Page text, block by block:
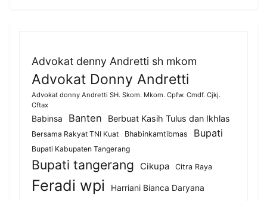
Advokat denny Andretti sh mkom
Advokat Donny Andretti
Advokat donny Andretti SH. Skom. Mkom. Cpfw. Cmdf. Cjkj.
Cftax
Babinsa Banten Berbuat Kasih Tulus dan Ikhlas
Bersama Rakyat TNI Kuat Bhabinkamtibmas Bupati
Bupati Kabupaten Tangerang
Bupati tangerang Cikupa Citra Raya
Feradi wpi Harriani Bianca Daryana